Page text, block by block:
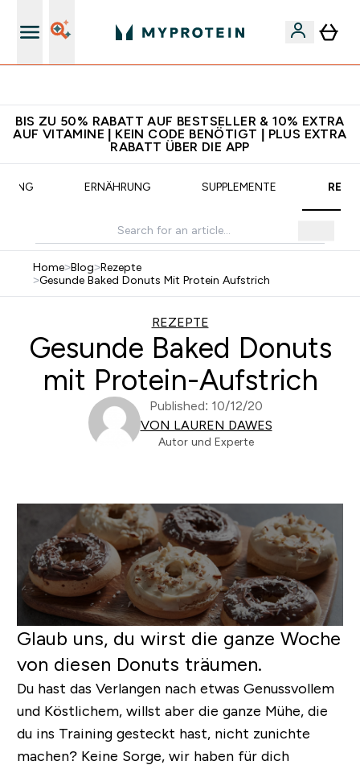
BIS ZU 50% RABATT AUF BESTSELLER & 10% EXTRA
AUF VITAMINE | KEIN CODE BENÖTIGT | PLUS EXTRA
RABATT ÜBER DIE APP
ERNÄHRUNG SUPPLEMENTE
Home>Blog>Rezepte
>Gesunde Baked Donuts Mit Protein Aufstrich
REZEPTE
Gesunde Baked Donuts
mit Protein-Aufstrich
Published: 10/12/20
VON LAUREN DAWES
Autor und Experte
Glaub uns, du wirst die ganze Woche
von diesen Donuts träumen.
Du hast das Verlangen nach etwas Genussvollem
und Köstlichem, willst aber die ganze Mühe, die
du ins Training gesteckt hast, nicht zunichte
machen? Keine Sorge, wir haben für dich